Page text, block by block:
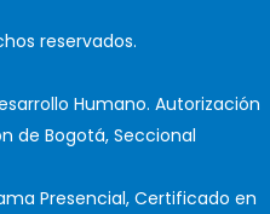
reservados.
Humano. Autorización
de Bogotá, Seccional
Presencial, Certificado en